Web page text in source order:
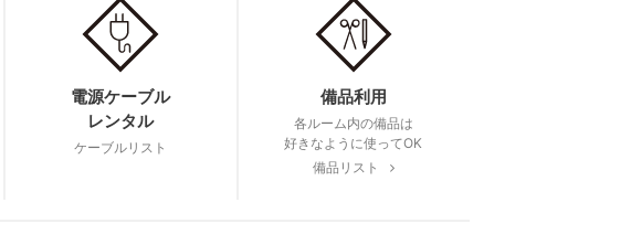
電源ケーブル
レンタル
ケーブルリスト
備品利用
各ルーム内の備品は
好きなように使ってOK
備品リスト